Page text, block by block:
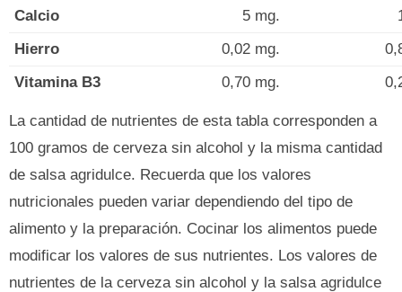
Calcio
5 mg.
Hierro
0,02 mg.
Vitamina B3
0,70 mg.
La cantidad de nutrientes de esta tabla corresponden a
100 gramos de cerveza sin alcohol y la misma cantidad
de salsa agridulce. Recuerda que los valores
nutricionales pueden variar dependiendo del tipo de
alimento y la preparación. Cocinar los alimentos puede
modificar los valores de sus nutrientes. Los valores de
nutrientes de la cerveza sin alcohol y la salsa agridulce